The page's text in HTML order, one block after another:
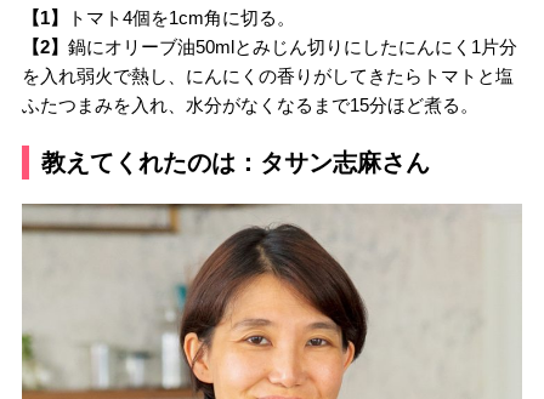
【1】
トマト4個を1cm角に切る。
【2】 鍋にオリーブ油50mlとみじん切りにしたにんにく1片分
を入れ弱火で熱し、にんにくの香りがしてきたらトマトと塩
ふたつまみを入れ、水分がなくなるまで15分ほど煮る。
教えてくれたのは：タサン志麻さん